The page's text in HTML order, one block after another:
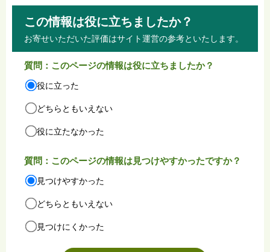
この情報は役に立ちましたか？
お寄せいただいた評価はサイト運営の参考といたします。
質問：このページの情報は役に立ちましたか？
役に立った
どちらともいえない
役に立たなかった
質問：このページの情報は見つけやすかったですか？
見つけやすかった
どちらともいえない
見つけにくかった